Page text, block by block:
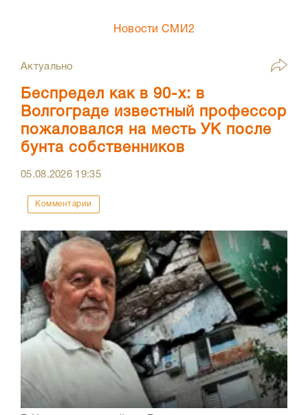
Новости СМИ2
Актуально
Беспредел как в 90-х: в
Волгограде известный профессор
пожаловался на месть УК после
бунта собственников
05.08.2026 19:35
Комментарии